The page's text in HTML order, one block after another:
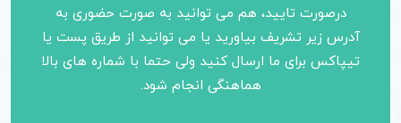
درصورت تایید، هم می توانید به صورت حضوری به
آدرس زیر تشریف بیاورید یا می توانید از طریق پست یا
تیپاکس برای ما ارسال کنید ولی حتما با شماره های بالا
هماهنگی انجام شود.